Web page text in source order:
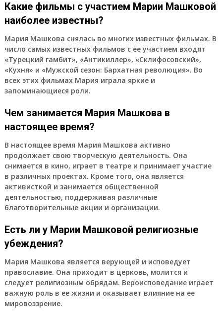
Какие фильмы с участием Марии Машковой
наиболее известны?
Мария Машкова снялась во многих известных фильмах. В
число самых известных фильмов с ее участием входят
«Турецкий гамбит», «Антикиллер», «Склифосовский»,
«Кухня» и «Мужской сезон: Бархатная революция». Во
всех этих фильмах Мария играла яркие и
запоминающиеся роли.
Чем занимается Мария Машкова в
настоящее время?
В настоящее время Мария Машкова активно
продолжает свою творческую деятельность. Она
снимается в кино, играет в театре и принимает участие
в различных проектах. Кроме того, она является
активисткой и занимается общественной
деятельностью, поддерживая различные
благотворительные акции и организации.
Есть ли у Марии Машковой религиозные
убеждения?
Мария Машкова является верующей и исповедует
православие. Она приходит в церковь, молится и
следует религиозным обрядам. Вероисповедание играет
важную роль в ее жизни и оказывает влияние на ее
мировоззрение.